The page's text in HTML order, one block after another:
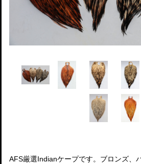
AFS厳選Indianケープです。ブロンズ、